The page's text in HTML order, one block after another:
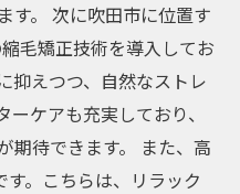
す。 次に吹田市に位置す
毛矯正技術を導入してお
抑えつつ、自然なストレ
ケアも充実しており、
期待できます。 また、高
。こちらは、リラック